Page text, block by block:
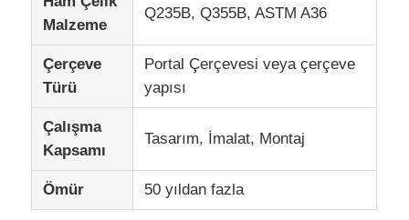
Ürünler
Hakkımızda
Fabrika turu
Kalite Kontrol
Malzeme
Q235B, Q355B, ASTM A36
Çerçeve
Türü
Portal Çerçevesi veya çerçeve
yapısı
Çalışma
Kapsamı
Tasarım, İmalat, Montaj
Ömür 50 yıldan fazla